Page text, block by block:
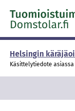
Skip to content -
Helsingin
Käsittelytiedote asiassa